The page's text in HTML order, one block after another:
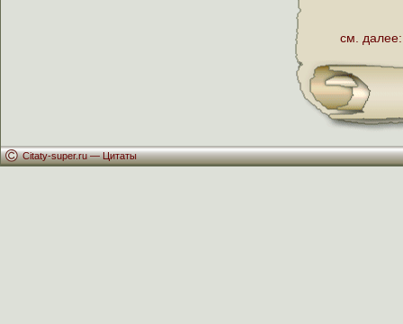
см. далее:
Citaty-super.ru —Цитаты